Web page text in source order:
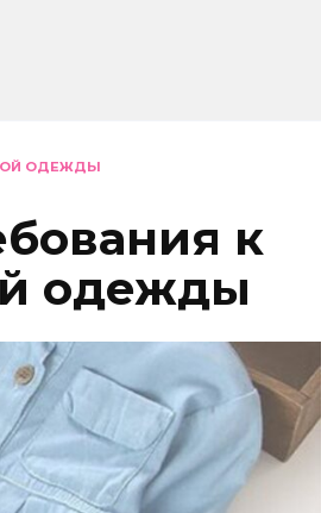
ОДЕЖДЫ
к
одежды